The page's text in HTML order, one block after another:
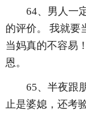
64、男人一
的评价。 我就要
当妈真的不容易
恩。
65、半夜跟
止是婆媳，还考